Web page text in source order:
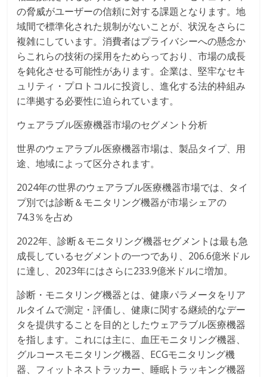
の脅威がユーザーの信頼に対する課題となります。地
域間で標準化された規制がないことが、状況をさらに
複雑にしています。消費者はプライバシーへの懸念か
らこれらの技術の採用をためらっており、市場の成長
を鈍化させる可能性があります。企業は、堅牢なセキ
ュリティ・プロトコルに投資し、進化する法的枠組み
に準拠する必要性に迫られています。
ウェアラブル医療機器市場のセグメント分析
世界のウェアラブル医療機器市場は、製品タイプ、用
途、地域によって区分されます。
2024年の世界のウェアラブル医療機器市場では、タイ
プ別では診断＆モニタリング機器が市場シェアの
74.3％を占め
2022年、診断＆モニタリング機器セグメントは最も急
成長しているセグメントの一つであり、206.6億米ドル
に達し、2023年にはさらに233.9億米ドルに増加。
診断・モニタリング機器とは、健康パラメータをリア
ルタイムで測定・評価し、健康に関する継続的なデー
タを提供することを目的としたウェアラブル医療機器
を指します。これには主に、血圧モニタリング機器、
グルコースモニタリング機器、ECGモニタリング機
器、フィットネストラッカー、睡眠トラッキング機器